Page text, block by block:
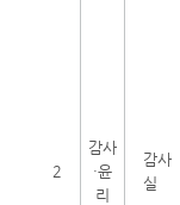
2
감사
·윤
리
감사
실